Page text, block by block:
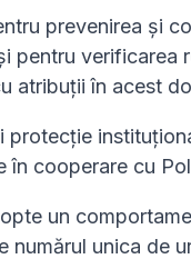
prevenirea și
pentru verificarea
atribuții în acest
protecţie
cooperare cu
un
unica de